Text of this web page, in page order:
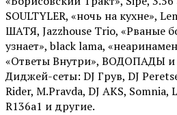
SOULTYLER, «ночь на кухне»,
ШАТЯ, Jazzhouse Trio, «Рваные
узнает», black lama,
«Ответы Внутри», ВОДОПАДЫ и
Диджей-сеты: DJ Грув, DJ
Rider, М.Pravda, DJ AKS, Somnia,
R136a1 и другие.